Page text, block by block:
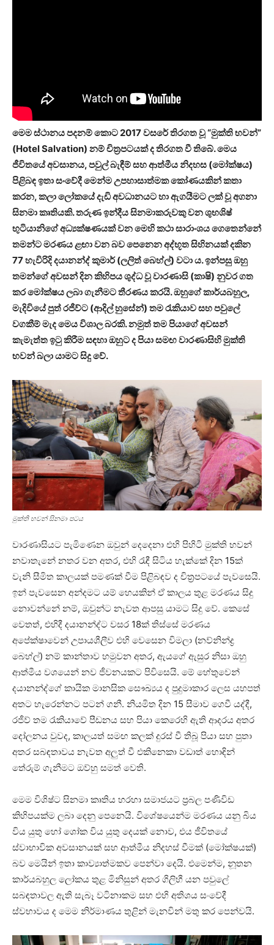
මෙම ස්ථානය පදනම් කොට 2017 වසරේ තිරගත වූ “මුක්ති භවන්”
(Hotel Salvation) නම් චිත්‍රපටයක් ද තිරගත වී තිබේ. මෙය
ජීවිතයේ අවසානය, පවුල් බැඳීම් සහ ආත්මීය නිදහස (මෝක්ෂය)
පිළිබඳ ඉතා සංවේදී මෙන්ම උපහාසාත්මක කෝණයකින් කතා
කරන, කලා ලෝකයේ දැඩි අවධානයට හා ඇගයීමට ලක් වූ අගනා
සිනමා කෘතියකි. තරුණ ඉන්දීය සිනමාකරුවකු වන ශුභශිෂ්
භුටියානිගේ අධ්‍යක්ෂණයක් වන මෙහි කථා සාරාංශය ගෙතෙන්නේ
තමන්ට මරණය ළඟා වන බව පෙනෙන අද්භූත සිහිනයක් දකින
77 හැවිරිදි දයානන්ද් කුමාර් (ලලිත් බෙහ්ල්) වටා ය. ඉන්පසු ඔහු
තමන්ගේ අවසන් දින කිහිපය ශුද්ධ වූ වාරණාසි (කාෂි) නුවර ගත
කර මෝක්ෂය ලබා ගැනීමට තීරණය කරයි. ඔහුගේ කාර්යබහුල,
මැදිවියේ පුත් රජීව්ට (ආදිල් හුසේන්) තම රැකියාව සහ පවුලේ
වගකීම් මැද මෙය විශාල බරකි. නමුත් තම පියාගේ අවසන්
කැමැත්ත ඉටු කිරීම සඳහා ඔහුට ද පියා සමඟ වාරණාසිහි මුක්ති
භවන් බලා යාමට සිදු වේ.
මුක්ති භවන් සිනමා පටය
වාරණාසියට පැමිණෙන ඔවුන් දෙදෙනා එහි පිහිටි මුක්ති භවන්
නවාතැනේ නතර වන අතර, එහි රැඳී සිටිය හැක්කේ දින 15ක්
වැනි සීමිත කාලයක් පමණක් වීම පිළිබඳව ද චිත්‍රපටයේ පැවසෙයි.
ඉන් පැවසෙන අන්දමට යම් හෙයකින් ඒ කාලය තුළ මරණය සිදු
නොවන්නේ නම්, ඔවුන්ට නැවත ආපසු යාමට සිදු වේ. කෙසේ
වෙතත්, එහිදී දයානන්ද්ට වසර 18ක් තිස්සේ මරණය
අපේක්ෂාවෙන් උපායශීලීව එහි වෙසෙන විමලා (නව්නින්ද්‍ර
බෙහ්ල්) නම් කාන්තාව හමුවන අතර, ඇයගේ ඇසුර නිසා ඔහු
ආත්මීය වශයෙන් නව ජීවනයකට පිවිසෙයි. මේ හේතුවෙන්
දයානන්ද්ගේ කායික මානසික සෞඛ්‍යය ද පුදුමාකාර ලෙස යහපත්
අතට හැරෙන්නට පටන් ගනී. නියමිත දින 15 සීමාව ගෙවී යද්දී,
රජීව් තම රැකියාවේ පීඩනය සහ පියා කෙරෙහි ඇති ආදරය අතර
දෝලනය වුවද, කාලයත් සමඟ කලක් දුරස් වී තිබූ පියා සහ පුතා
අතර සබඳතාවය නැවත අලුත් වී එකිනෙකා වඩාත් හොඳින්
තේරුම් ගැනීමට ඔව්හු සමත් වෙති.
මෙම විශිෂ්ට සිනමා කෘතිය හරහා සමාජයට ප්‍රබල පණිවිඩ
කිහිපයක්ම ලබා දෙනු පෙනෙයි. විශේෂයෙන්ම මරණය යනු බිය
විය යුතු හෝ ශෝක විය යුතු දෙයක් නොව, එය ජීවිතයේ
ස්වාභාවික අවසානයක් සහ ආත්මීය නිදහස් වීමක් (මෝක්ෂයක්)
බව මෙයින් ඉතා කාව්‍යාත්මකව පෙන්වා දෙයි. එමෙන්ම, නූතන
කාර්යබහුල ලෝකය තුළ මිනිසුන් අතර ගිලිහී යන පවුලේ
සබඳතාවල ඇති සැබෑ වටිනාකම සහ එහි අතිශය සංවේදී
ස්වභාවය ද මෙම නිර්මාණය තුළින් මැනවින් මතු කර පෙන්වයි.